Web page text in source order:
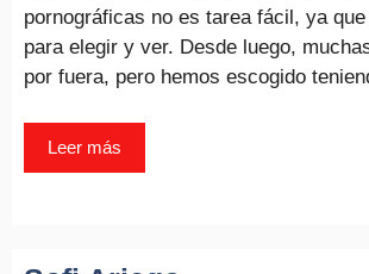
pornográficas no es tarea fácil, ya
para elegir y ver. Desde luego,
por fuera, pero hemos escogido
Leer más